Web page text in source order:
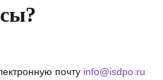
почту info@isdpo.ru